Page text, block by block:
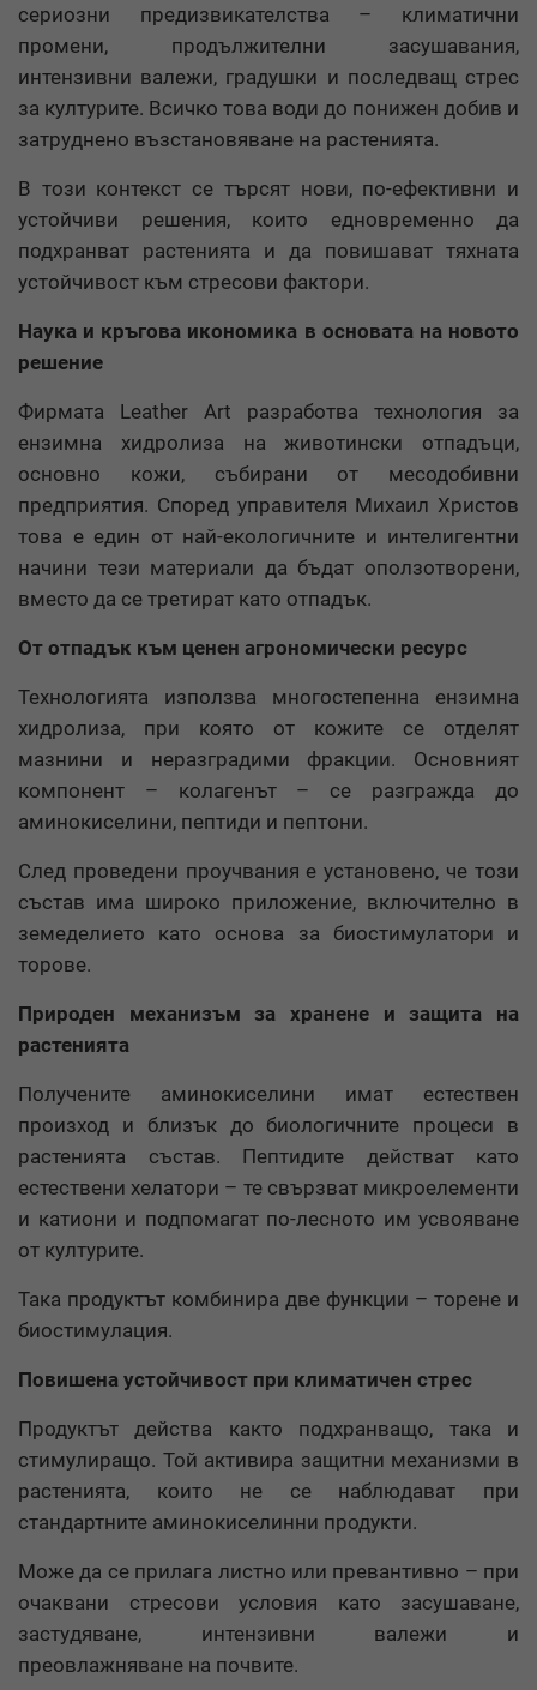
сериозни предизвикателства – климатични
промени, продължителни засушавания,
интензивни валежи, градушки и последващ стрес
за културите. Всичко това води до понижен добив и
затруднено възстановяване на растенията.
В този контекст се търсят нови, по-ефективни и
устойчиви решения, които едновременно да
подхранват растенията и да повишават тяхната
устойчивост към стресови фактори.
Наука и кръгова икономика в основата на новото
решение
Фирмата Leather Art разработва технология за
ензимна хидролиза на животински отпадъци,
основно кожи, събирани от месодобивни
предприятия. Според управителя Михаил Христов
това е един от най-екологичните и интелигентни
начини тези материали да бъдат оползотворени,
вместо да се третират като отпадък.
От отпадък към ценен агрономически ресурс
Технологията използва многостепенна ензимна
хидролиза, при която от кожите се отделят
мазнини и неразградими фракции. Основният
компонент – колагенът – се разгражда до
аминокиселини, пептиди и пептони.
След проведени проучвания е установено, че този
състав има широко приложение, включително в
земеделието като основа за биостимулатори и
торове.
Природен механизъм за хранене и защита на
растенията
Получените аминокиселини имат естествен
произход и близък до биологичните процеси в
растенията състав. Пептидите действат като
естествени хелатори – те свързват микроелементи
и катиони и подпомагат по-лесното им усвояване
от културите.
Така продуктът комбинира две функции – торене и
биостимулация.
Повишена устойчивост при климатичен стрес
Продуктът действа както подхранващо, така и
стимулиращо. Той активира защитни механизми в
растенията, които не се наблюдават при
стандартните аминокиселинни продукти.
Може да се прилага листно или превантивно – при
очаквани стресови условия като засушаване,
застудяване, интензивни валежи и
преовлажняване на почвите.